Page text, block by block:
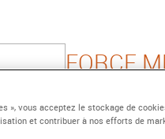
FORCE
40,4 mm,
Référence :18/
», vous acceptez le stockage de
et contribuer à nos efforts de